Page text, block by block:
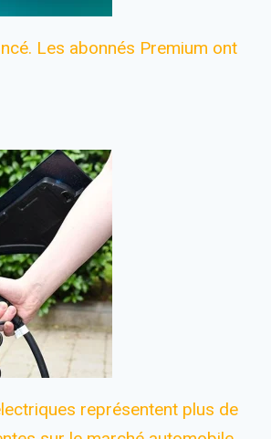
Les abonnés Premium ont
représentent plus de